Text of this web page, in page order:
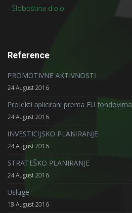
- Sloboština d.o.o.
Reference
PROMOTIVNE AKTIVNOSTI
24 August 2016
Projekti aplicirani prema EU fondovima
24 August 2016
INVESTICIJSKO PLANIRANJE
24 August 2016
STRATEŠKO PLANIRANJE
24 August 2016
Usluge
18 August 2016